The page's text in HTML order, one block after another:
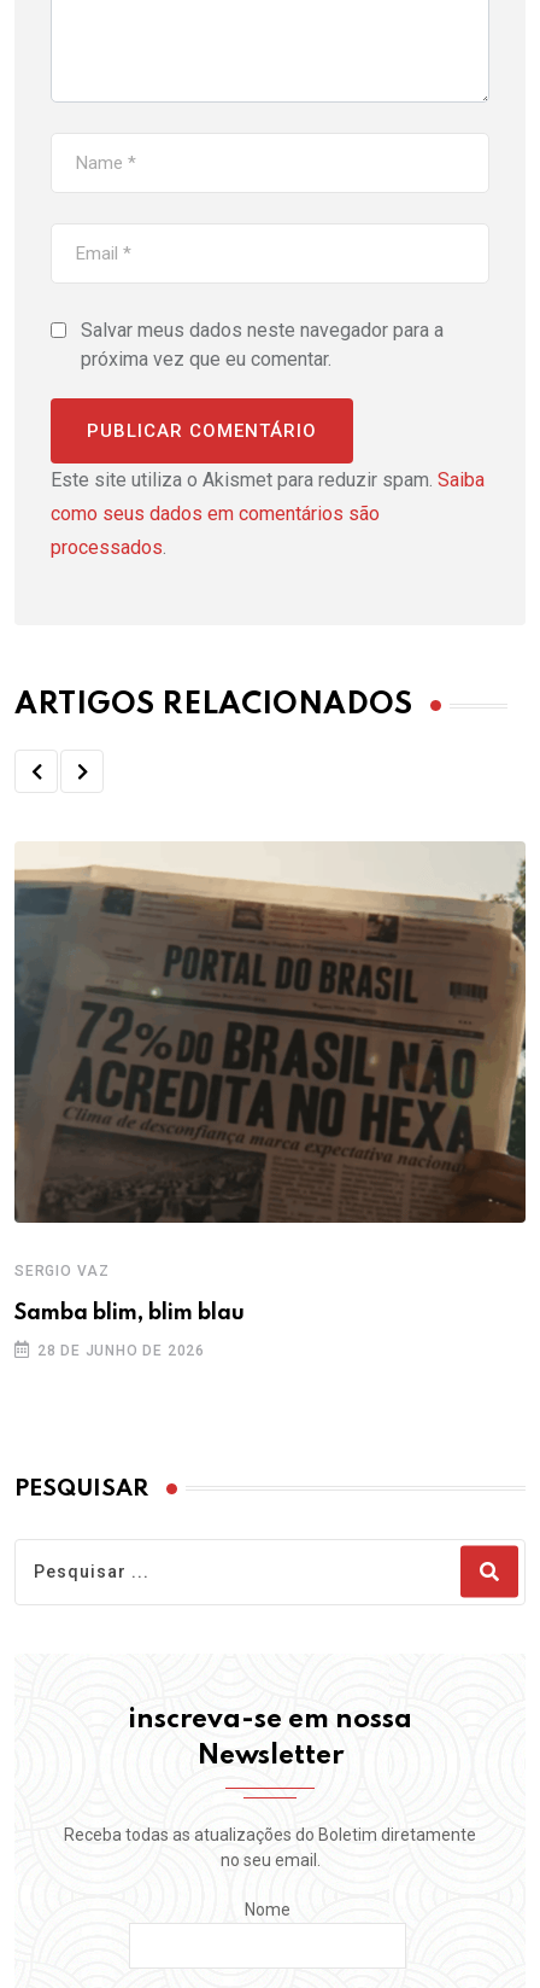
Salvar meus dados neste navegador para a
próxima vez que eu comentar.
Este site utiliza o Akismet para reduzir spam. Saiba
como seus dados em comentários são
processados.
ARTIGOS RELACIONADOS
SERGIO VAZ
Samba blim, blim blau
28 DE JUNHO DE 2026
PESQUISAR
inscreva-se em nossa
Newsletter
Receba todas as atualizações do Boletim diretamente
no seu email.
Nome